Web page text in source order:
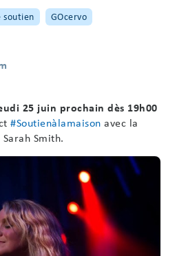
soutien GOcervo
25 juin prochain dès 19h00
#Soutienàlamaison avec la
Smith.